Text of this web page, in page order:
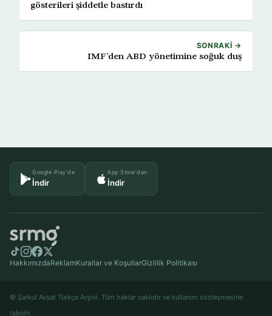
gösterileri şiddetle bastırdı
SONRAKI →
IMF’den ABD yönetimine soğuk duş
Google Play'de
İndir
App Store'dan
İndir
HakkımızdaReklamKurallar ve KoşullarGizlilik Politikası
© Şarkul Avsat Türkçe Arşivi. Tüm haklar saklıdır ve kullanım sözleşmesine
tabidir.